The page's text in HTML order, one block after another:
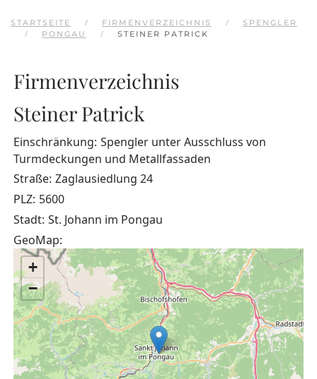
STARTSEITE FIRMENVERZEICHNIS
SPENGLER
PONGAU
STEINER PATRICK
Firmenverzeichnis
Steiner Patrick
Einschränkung: Spengler unter Ausschluss von
Turmdeckungen und Metallfassaden
Straße: Zaglausiedlung 24
PLZ: 5600
Stadt: St. Johann im Pongau
GeoMap:
+
−